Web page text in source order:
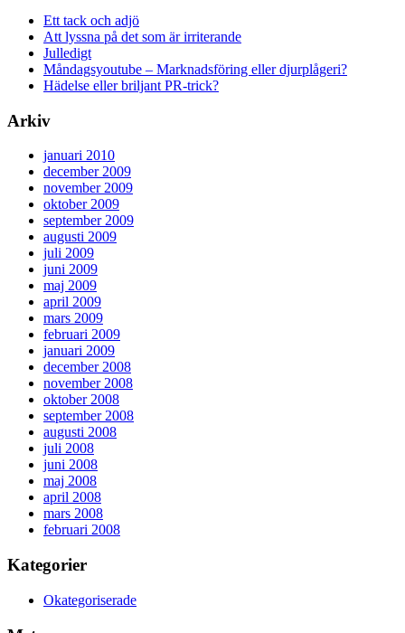
Ett tack och adjö
Att lyssna på det som är irriterande
Julledigt
Måndagsyoutube – Marknadsföring eller djurplågeri?
Hädelse eller briljant PR-trick?
Arkiv
januari 2010
december 2009
november 2009
oktober 2009
september 2009
augusti 2009
juli 2009
juni 2009
maj 2009
april 2009
mars 2009
februari 2009
januari 2009
december 2008
november 2008
oktober 2008
september 2008
augusti 2008
juli 2008
juni 2008
maj 2008
april 2008
mars 2008
februari 2008
Kategorier
Okategoriserade